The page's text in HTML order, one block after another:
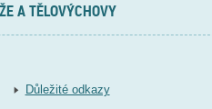
A TĚLOVÝCHOVY
Důležité odkazy